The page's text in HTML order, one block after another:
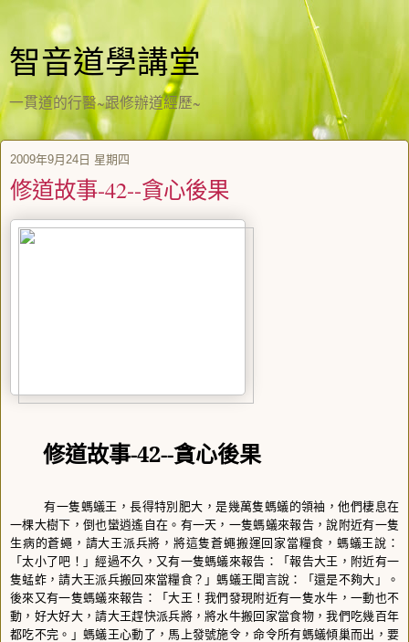
智音道學講堂
一貫道的行醫~跟修辦道經歷~
2009年9月24日 星期四
修道故事-42--貪心後果
修道故事-42--貪心後果
有一隻螞蟻王，長得特別肥大，是幾萬隻螞蟻的領袖，他們棲息在
一棵大樹下，倒也蠻逍遙自在。有一天，一隻螞蟻來報告，說附近有一隻
生病的蒼蠅，請大王派兵將，將這隻蒼蠅搬運回家當糧食，螞蟻王說：
「太小了吧！」經過不久，又有一隻螞蟻來報告：「報告大王，附近有一
隻蜢蚱，請大王派兵搬回來當糧食？」螞蟻王聞言說：「還是不夠大」。
後來又有一隻螞蟻來報告：「大王！我們發現附近有一隻水牛，一動也不
動，好大好大，請大王趕快派兵將，將水牛搬回家當食物，我們吃幾百年
都吃不完。」螞蟻王心動了，馬上發號施令，命令所有螞蟻傾巢而出，要